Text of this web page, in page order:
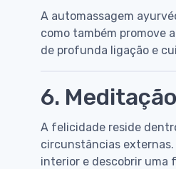
A automassagem
como também promove
de profunda ligação e
6.
A felicidade reside
circunstâncias
interior e descobrir uma